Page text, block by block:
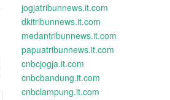
jogjatribunnews.it.com
dkitribunnews.it.com
medantribunnews.it.com
papuatribunnews.it.com
cnbcjogja.it.com
cnbcbandung.it.com
cnbclampung.it.com